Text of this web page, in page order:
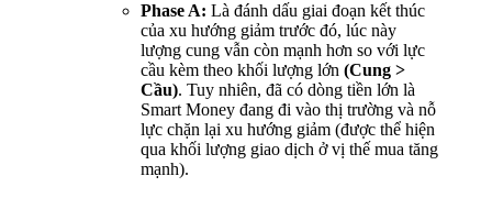
Phase A: Là đánh dấu giai đoạn kết thúc
của xu hướng giảm trước đó, lúc này
lượng cung vẫn còn mạnh hơn so với lực
cầu kèm theo khối lượng lớn (Cung >
Cầu). Tuy nhiên, đã có dòng tiền lớn là
Smart Money đang đi vào thị trường và nỗ
lực chặn lại xu hướng giảm (được thể hiện
qua khối lượng giao dịch ở vị thế mua tăng
mạnh).